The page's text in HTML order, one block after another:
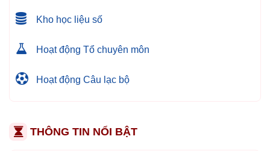
Kho học liệu số
Hoạt động Tổ chuyên môn
Hoạt động Câu lạc bộ
THÔNG TIN NỔI BẬT